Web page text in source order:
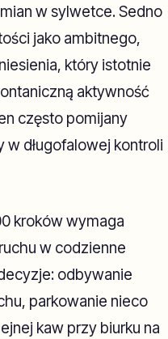
w sylwetce. Sedno
jako ambitnego,
który istotnie
aktywność
często pomijany
długofalowej kontroli
kroków wymaga
w codzienne
odbywanie
parkowanie nieco
kaw przy biurku na